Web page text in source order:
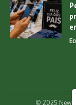
© 2025 News